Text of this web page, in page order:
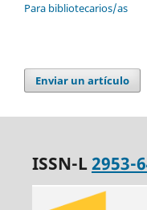
Para bibliotecarios/as
Enviar un artículo
ISSN-L2953-